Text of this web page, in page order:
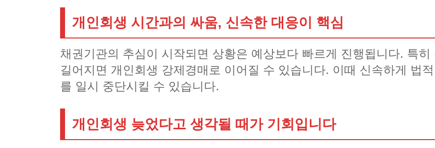
개인회생 시간과의 싸움, 신속한 대응이 핵심
채권기관의 추심이 시작되면 상황은 예상보다 빠르게 진행됩니다. 특
길어지면 개인회생 강제경매로 이어질 수 있습니다. 이때 신속하게 법
를 일시 중단시킬 수 있습니다.
개인회생 늦었다고 생각될 때가 기회입니다